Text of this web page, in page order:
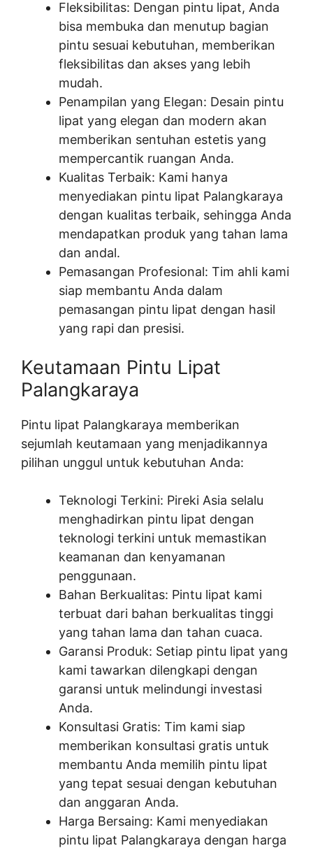
Fleksibilitas: Dengan pintu lipat, Anda
bisa membuka dan menutup bagian
pintu sesuai kebutuhan, memberikan
fleksibilitas dan akses yang lebih
mudah.
Penampilan yang Elegan: Desain pintu
lipat yang elegan dan modern akan
memberikan sentuhan estetis yang
mempercantik ruangan Anda.
Kualitas Terbaik: Kami hanya
menyediakan pintu lipat Palangkaraya
dengan kualitas terbaik, sehingga Anda
mendapatkan produk yang tahan lama
dan andal.
Pemasangan Profesional: Tim ahli kami
siap membantu Anda dalam
pemasangan pintu lipat dengan hasil
yang rapi dan presisi.
Keutamaan Pintu Lipat
Palangkaraya
Pintu lipat Palangkaraya memberikan
sejumlah keutamaan yang menjadikannya
pilihan unggul untuk kebutuhan Anda:
Teknologi Terkini: Pireki Asia selalu
menghadirkan pintu lipat dengan
teknologi terkini untuk memastikan
keamanan dan kenyamanan
penggunaan.
Bahan Berkualitas: Pintu lipat kami
terbuat dari bahan berkualitas tinggi
yang tahan lama dan tahan cuaca.
Garansi Produk: Setiap pintu lipat yang
kami tawarkan dilengkapi dengan
garansi untuk melindungi investasi
Anda.
Konsultasi Gratis: Tim kami siap
memberikan konsultasi gratis untuk
membantu Anda memilih pintu lipat
yang tepat sesuai dengan kebutuhan
dan anggaran Anda.
Harga Bersaing: Kami menyediakan
pintu lipat Palangkaraya dengan harga